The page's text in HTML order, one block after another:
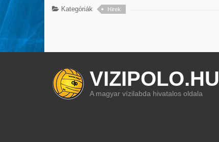
Kategóriák Hirek
VIZIPOLO.HU
A magyar vízilabda hivatalos oldala